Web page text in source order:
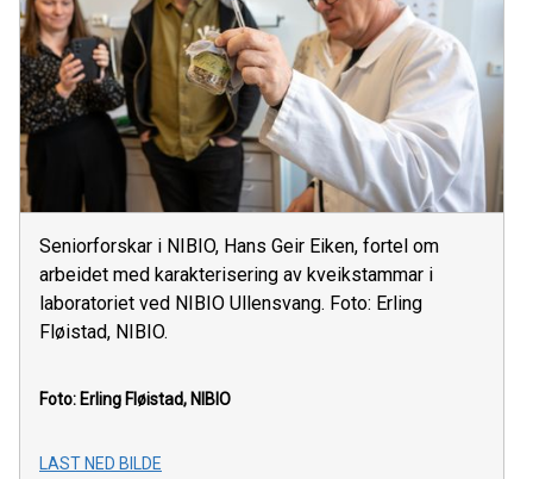
Seniorforskar i NIBIO, Hans Geir Eiken, fortel om
arbeidet med karakterisering av kveikstammar i
laboratoriet ved NIBIO Ullensvang. Foto: Erling
Fløistad, NIBIO.
Foto: Erling Fløistad, NIBIO
LAST NED BILDE